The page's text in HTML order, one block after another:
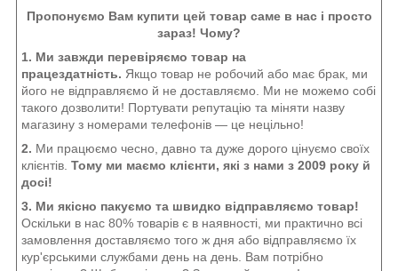
Пропонуємо Вам купити цей товар саме в нас і просто
зараз! Чому?
1. Ми завжди перевіряємо товар на
працездатність. Якщо товар не робочий або має брак, ми
його не відправляємо й не доставляємо. Ми не можемо собі
такого дозволити! Портувати репутацію та міняти назву
магазину з номерами телефонів — це нецільно!
2. Ми працюємо чесно, давно та дуже дорого цінуємо своїх
клієнтів. Тому ми маємо клієнти, які з нами з 2009 року й
досі!
3. Ми якісно пакуємо та швидко відправляємо товар!
Оскільки в нас 80% товарів є в наявності, ми практично всі
замовлення доставляємо того ж дня або відправляємо їх
кур'єрськими службами день на день. Вам потрібно